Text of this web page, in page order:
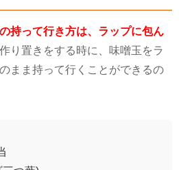
持って行き方は、ラップに包ん
り置きをする時に、味噌玉をラ
まま持って行くことができるの